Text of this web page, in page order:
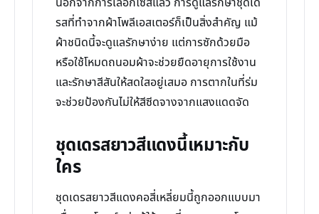
รสที่ทำจากผ้าโพลีเอสเตอร์ก็เป็นสิ่งสำคัญ แม้
ผ้าชนิดนี้จะดูแลรักษาง่าย แต่การซักด้วยมือ
หรือใช้โหมดถนอมผ้าจะช่วยยืดอายุการใช้งาน
และรักษาสีสันให้สดใสอยู่เสมอ การตากในที่ร่ม
จะช่วยป้องกันไม่ให้สีซีดจางจากแสงแดดจัด
ชุดเดรสยาวสีแดงนี้เหมาะกับ
ใคร
ชุดเดรสยาวสีแดงคอสี่เหลี่ยมนี้ถูกออกแบบมา